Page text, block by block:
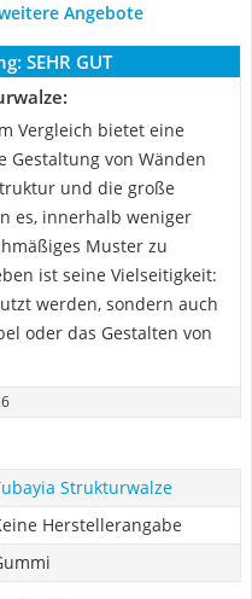
Angebote
SEHR GUT
Vergleich bietet eine
Gestaltung von Wänden
und die große
es, innerhalb weniger
Muster zu
ist seine Vielseitigkeit:
werden, sondern auch
oder das Gestalten von
Strukturwalze
Herstellerangabe